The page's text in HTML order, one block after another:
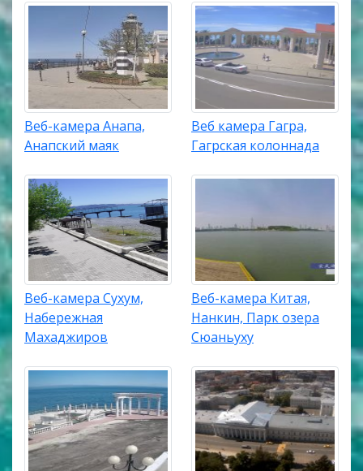
Веб-камера Анапа,
Анапский маяк
Веб камера Гагра,
Гагрская колоннада
Веб-камера Сухум,
Набережная
Махаджиров
Веб-камера Китая,
Нанкин, Парк озера
Сюаньуху